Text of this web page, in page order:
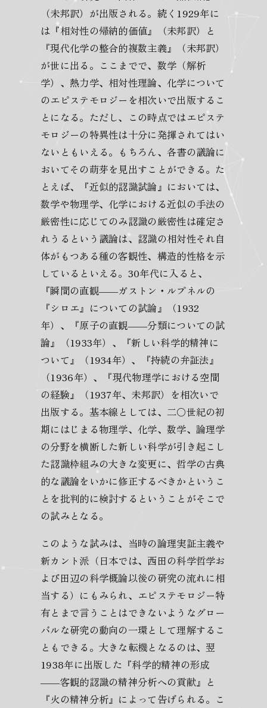
（未邦訳）が出版される。続く1929年に
は『相対性の帰納的価値』（未邦訳）と
『現代化学の整合的複数主義』（未邦訳）
が世に出る。ここまでで、数学（解析
学）、熱力学、相対性理論、化学について
のエピステモロジーを相次いで出版するこ
とになる。ただし、この時点ではエピステ
モロジーの特異性は十分に発揮されてはい
ないともいえる。もちろん、各書の議論に
おいてその萌芽を見出すことができる。た
とえば、『近似的認識試論』においては、
数学や物理学、化学における近似の手法の
厳密性に応じてのみ認識の厳密性は確定さ
れうるという議論は、認識の相対性それ自
体がもつある種の客観性、構造的性格を示
しているといえる。30年代に入ると、
『瞬間の直観――ガストン・ルプネルの
『シロエ』についての試論』（1932
年）、『原子の直観――分類についての試
論』（1933年）、『新しい科学的精神に
ついて』（1934年）、『持続の弁証法』
（1936年）、『現代物理学における空間
の経験』（1937年、未邦訳）を相次いで
出版する。基本線としては、二〇世紀の初
期にはじまる物理学、化学、数学、論理学
の分野を横断した新しい科学が引き起こし
た認識枠組みの大きな変更に、哲学の古典
的な議論をいかに修正するべきかというこ
とを批判的に検討するということがそこで
の試みとなる。
このような試みは、当時の論理実証主義や
新カント派（日本では、西田の科学哲学お
よび田辺の科学概論以後の研究の流れに相
当する）にもみられ、エピステモロジー特
有とまで言うことはできないようなグロー
バルな研究の動向の一環として理解するこ
ともできる。大きな転機となるのは、翌
1938年に出版した『科学的精神の形成
――客観的認識の精神分析への貢献』と
『火の精神分析』によって告げられる。こ